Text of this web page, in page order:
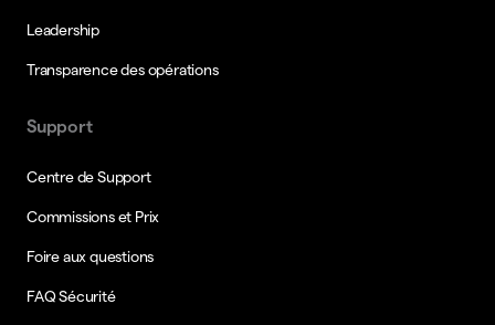
Leadership
Transparence des opérations
Support
Centre de Support
Commissions et Prix
Foire aux questions
FAQ Sécurité